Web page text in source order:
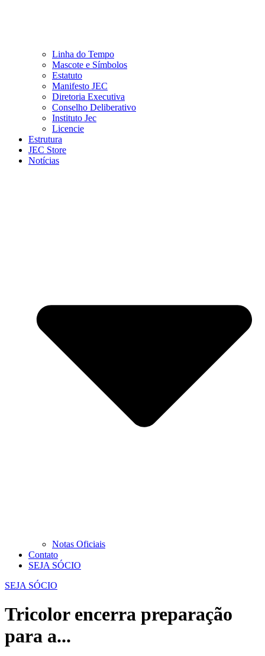
Linha do Tempo
Mascote e Símbolos
Estatuto
Manifesto JEC
Diretoria Executiva
Conselho Deliberativo
Instituto Jec
Licencie
Estrutura
JEC Store
Notícias
Notas Oficiais
Contato
SEJA SÓCIO
SEJA SÓCIO
Tricolor encerra preparação
para a...